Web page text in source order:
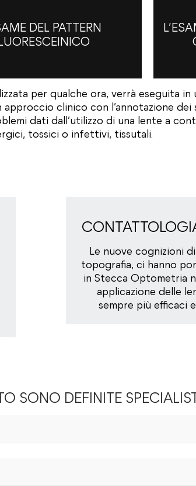
DEL PATTERN
per qualche ora, verrà eseguita in
clinico con l’annotazione dei
dati dall’utilizzo di una lente a
tossici o infettivi, tissutali.
Le nuove cognizioni
topografia, ci hanno
in Stecca Optometria
applicazione delle
sempre più efficaci
SONO DEFINITE
queste lenti vengono proposte